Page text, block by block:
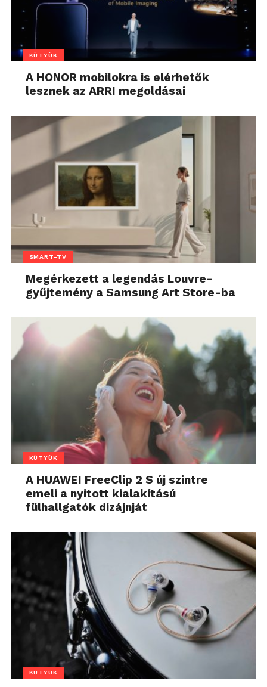
KÜTYÜK
A HONOR mobilokra is elérhetők
lesznek az ARRI megoldásai
SMART-TV
Megérkezett a legendás Louvre-
gyűjtemény a Samsung Art Store-ba
KÜTYÜK
A HUAWEI FreeClip 2 S új szintre
emeli a nyitott kialakítású
fülhallgatók dizájnját
KÜTYÜK